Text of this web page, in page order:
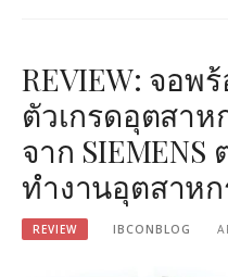
REVIEW: จอพ
ตัวเกรดอุตสา
จาก
ทำงานอุตสาห
REVIEW IBCONBLOG